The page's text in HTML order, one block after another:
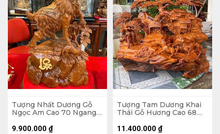
Tượng Nhất Dương Gỗ
Ngọc Am Cao 70 Ngang
9.900.000 ₫
Tượng Tam Dương Khai
Thái Gỗ Hương Cao 68
11.400.000 ₫